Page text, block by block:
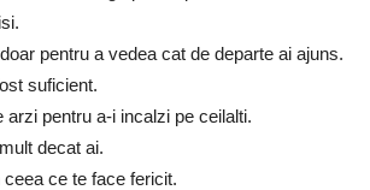
pentru a vedea cat de departe ai ajuns.
suficient.
arzi pentru a-i incalzi pe ceilalti.
decat ai.
ce te face fericit.